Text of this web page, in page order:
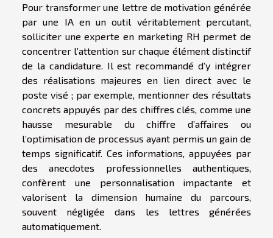
Pour transformer une lettre de motivation générée
par une IA en un outil véritablement percutant,
solliciter une experte en marketing RH permet de
concentrer l’attention sur chaque élément distinctif
de la candidature. Il est recommandé d’y intégrer
des réalisations majeures en lien direct avec le
poste visé ; par exemple, mentionner des résultats
concrets appuyés par des chiffres clés, comme une
hausse mesurable du chiffre d’affaires ou
l’optimisation de processus ayant permis un gain de
temps significatif. Ces informations, appuyées par
des anecdotes professionnelles authentiques,
confèrent une personnalisation impactante et
valorisent la dimension humaine du parcours,
souvent négligée dans les lettres générées
automatiquement.